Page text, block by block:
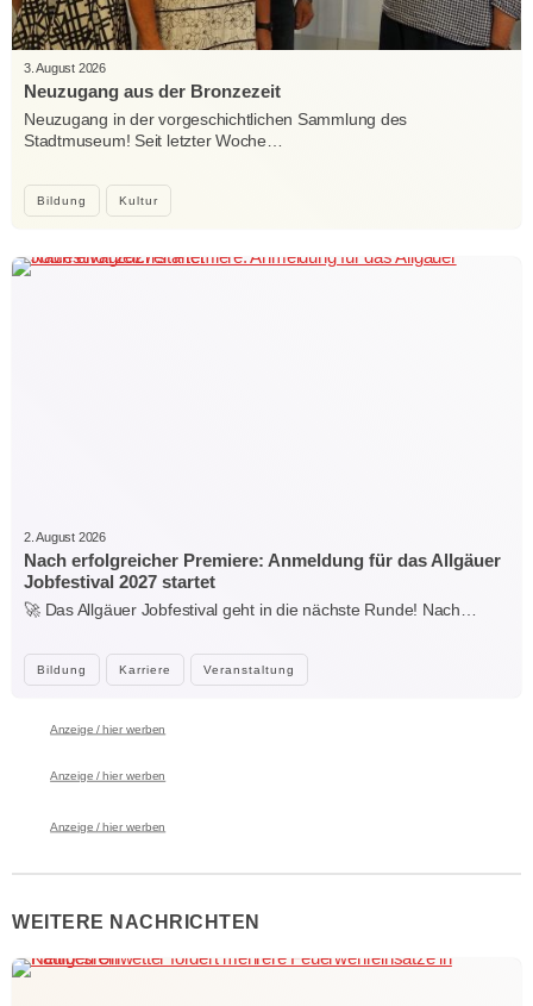
Bildung Kultur
3. August 2026
Neuzugang aus der Bronzezeit
Neuzugang in der vorgeschichtlichen Sammlung des
Stadtmuseum! Seit letzter Woche…
Bildung Karriere Veranstaltung
2. August 2026
Nach erfolgreicher Premiere: Anmeldung für das Allgäuer
Jobfestival 2027 startet
🚀 Das Allgäuer Jobfestival geht in die nächste Runde! Nach…
Anzeige / hier werben
Anzeige / hier werben
Anzeige / hier werben
WEITERE NACHRICHTEN